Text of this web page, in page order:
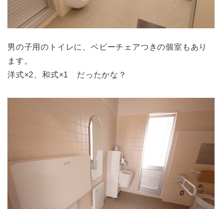
男の子用のトイレに、ベビーチェアつきの個室もあり
ます。
洋式×2、和式×1 だったかな？